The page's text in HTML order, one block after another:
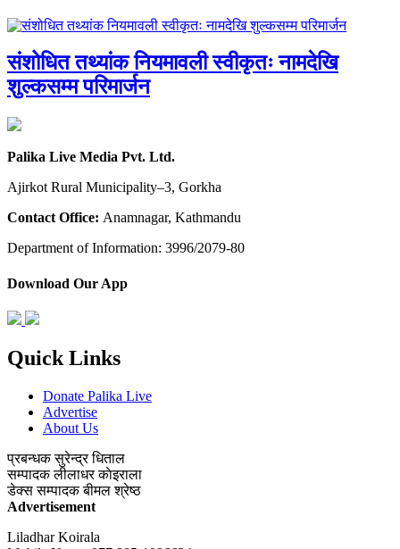
संशोधित तथ्यांक नियमावली स्वीकृतः नामदेखि
शुल्कसम्म परिमार्जन
Palika Live Media Pvt. Ltd.
Ajirkot Rural Municipality–3, Gorkha
Contact Office: Anamnagar, Kathmandu
Department of Information: 3996/2079-80
Download Our App
Quick Links
Donate Palika Live
Advertise
About Us
प्रबन्धकसुरेन्द्र धिताल
सम्पादकलीलाधर काेइराला
डेक्स सम्पादकबीमल श्रेष्ठ
Advertisement
Liladhar Koirala